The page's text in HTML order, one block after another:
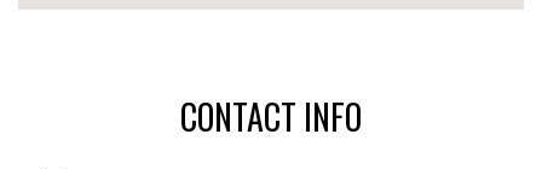
CONTACT INFO